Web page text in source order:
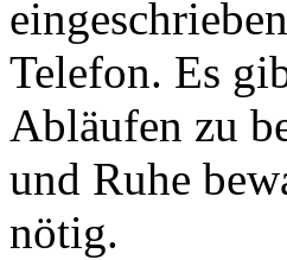
Telefon. Es
Abläufen zu
und Ruhe
nötig.